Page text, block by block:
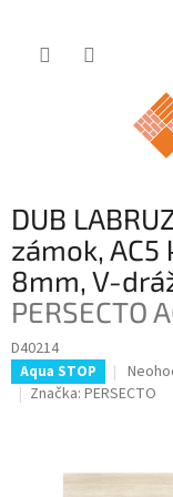
DUB
zámok,
8mm, V-
PERSECTO
D40214
Aqua STOP
z
Značka: PERSECTO